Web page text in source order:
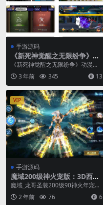
手游源码
《新死神觉醒之无限纷争》动
漫卡通横版格斗手游：Linux
手工服务端通用视频教程，G
M网页授权后台工具
《新死神觉醒之无限纷争》动漫卡
通横版格斗手游：Linux手工服务端
通用视频教程，...
3 年前 345 13
VIP
手游源码
魔域200级神火宠版：3D西方
魔幻手游，附最新Linux服务
端及安卓版本，永久本地验证
注册
魔域_龙哥圣装200级90神火年宠版
_3D西方魔幻1655互通魔域手游_最
新打包...
2 年前 76 6